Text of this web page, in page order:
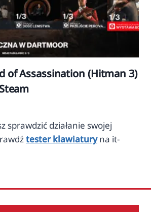
of Assassination (Hitman 3)
sprawdzić działanie swojej
tester klawiaturyna it-